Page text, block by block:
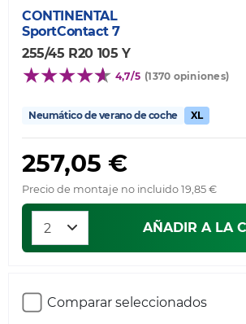
CONTINENTAL
SportContact 7
255/45 R20 105 Y
4,7/5 (1370 opiniones)
Neumático de verano de coche XL
257,05 €
Precio de montaje no incluido 19,85 €
AÑADIR A LA
Comparar seleccionados